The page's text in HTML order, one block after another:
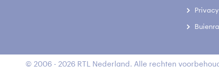
© 2006 - 2026 RTL Nederland. Alle rechten